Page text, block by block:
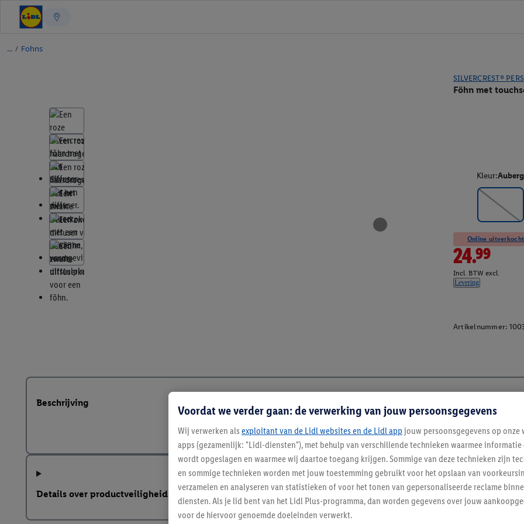
/ Fohns
SILVERCREST®
Föhn met
Kleur:
Online
24.99
Incl. BTW excl.
Levering
Artikelnummer:
Beschrijving
Details over productveiligheid
Voordat we verder gaan: de verwerking van jouw persoonsgegevens
Wij verwerken als exploitant van de Lidl websites en de Lidl app jouw persoonsgegevens op onze
apps (gezamenlijk: "Lidl-diensten"), met behulp van verschillende technieken waarmee
wordt opgeslagen en waarmee wij daartoe toegang krijgen. Sommige van deze technieken zijn
en sommige technieken worden met jouw toestemming gebruikt voor het opslaan van
verzamelen en analyseren van statistieken of voor het tonen van gepersonaliseerde reclame
diensten. Als je lid bent van het Lidl Plus-programma, dan worden gegevens over jouw
voor de hiervoor genoemde doeleinden verwerkt.